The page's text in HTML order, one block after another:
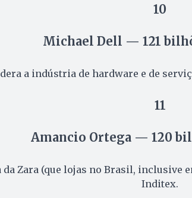
10
Michael Dell — 121
a indústria de hardware e de
11
Amancio Ortega — 120
da Zara (que lojas no Brasil, inclusive
Inditex.